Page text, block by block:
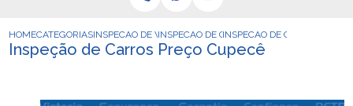
HOMECATEGORIASINSPECAO DE VEICULOSINSPECAO DE CARROSINSPECAO DE CARROS
Inspeção de Carros Preço Cupecê